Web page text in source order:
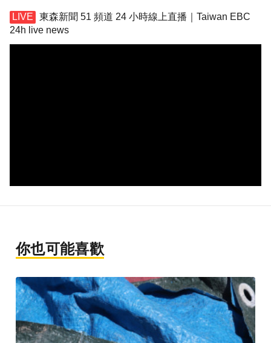
東森新聞 51 頻道 24 小時線上直播｜Taiwan EBC
24h live news
你也可能喜歡